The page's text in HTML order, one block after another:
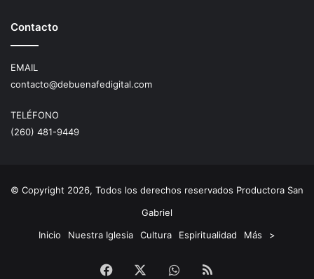
Contacto
EMAIL
contacto@debuenafedigital.com
TELÉFONO
(260) 481-9449
© Copyright 2026, Todos los derechos reservados Productora San
Gabriel
Inicio
Nuestra Iglesia Cultura Espiritualidad Más >
Facebook WhatsApp